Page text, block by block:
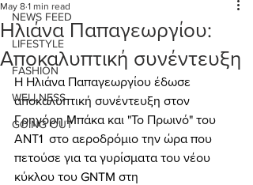
NEWS FEED
LIFESTYLE
FASHION
WELLNESS
GOING OUT
Ηλιάνα Παπαγεωργίου:
Αποκαλυπτική συνέντευξη
May 8 1 min read
Η Ηλιάνα Παπαγεωργίου έδωσε
αποκαλυπτική συνέντευξη στον
Γρηγόρη Μπάκα και "Το Πρωινό" του
ΑΝΤ1 στο αεροδρόμιο την ώρα που
πετούσε για τα γυρίσματα του νέου
κύκλου του GNTM στη